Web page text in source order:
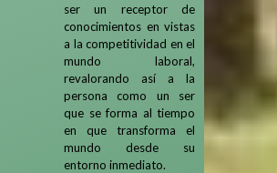
ser un receptor de
conocimientos en vistas
a la competitividad en el
mundo laboral,
revalorando así a la
persona como un ser
que se forma al tiempo
en que transforma el
mundo desde su
entorno inmediato.